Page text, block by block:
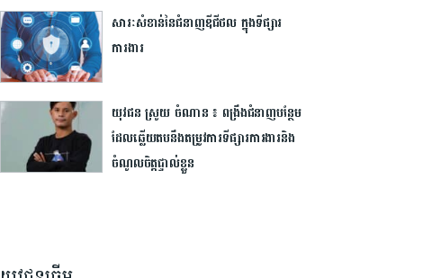
សារៈសំខាន់នៃជំនាញឌីជីថល ក្នុងទីផ្សារ​
ការងារ
យុវជន ស្រូយ ចំណាន ៖ ពង្រឹងជំនាញបន្ថែម
ដែលឆ្លើយតបនឹងតម្រូវការទីផ្សារការងារនិង
ចំណូលចិត្តផ្ទាល់ខ្លួន